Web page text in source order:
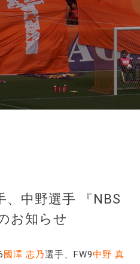
、中野選手 『NBS
お知らせ
國澤 志乃選手、FW9中野 真